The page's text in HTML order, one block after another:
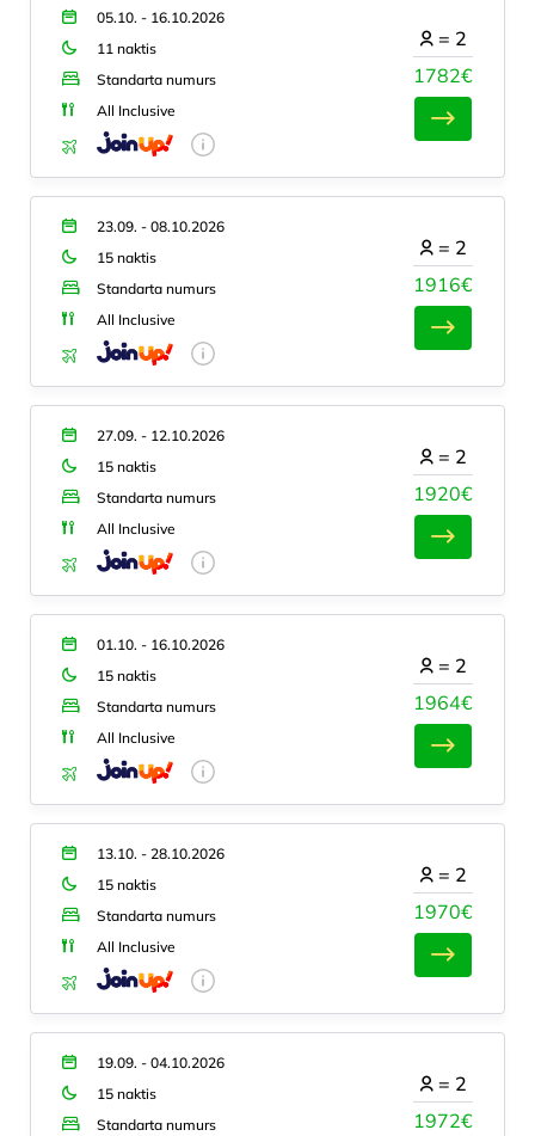
05.10. - 16.10.2026
11 naktis
Standarta numurs
All Inclusive
1782€
= 2
23.09. - 08.10.2026
15 naktis
Standarta numurs
All Inclusive
1916€
= 2
27.09. - 12.10.2026
15 naktis
Standarta numurs
All Inclusive
1920€
= 2
01.10. - 16.10.2026
15 naktis
Standarta numurs
All Inclusive
1964€
= 2
13.10. - 28.10.2026
15 naktis
Standarta numurs
All Inclusive
1970€
= 2
19.09. - 04.10.2026
15 naktis
Standarta numurs
1972€
= 2